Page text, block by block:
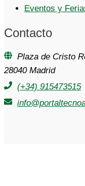
Eventos y
Contacto
Plaza de Cristo
28040 Madrid
(+34) 915473515